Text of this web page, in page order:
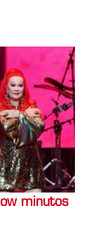
minutos